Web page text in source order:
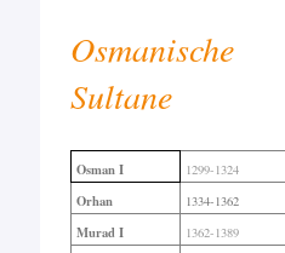
Osmanische
Sultane
Osman I 1299-1324
Orhan 1334-1362
Murad I 1362-1389